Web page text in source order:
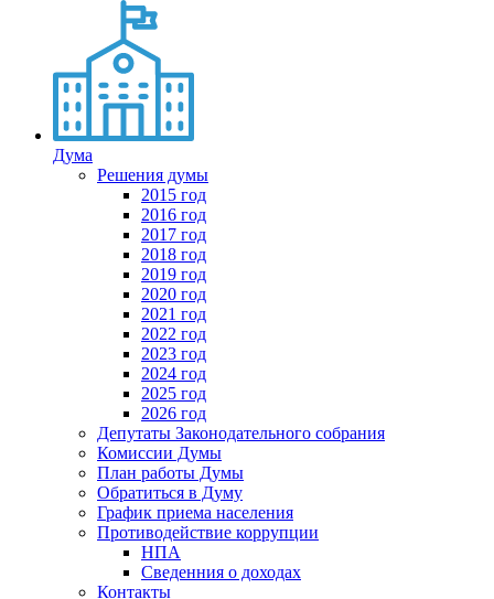
Дума
Решения думы
2015 год
2016 год
2017 год
2018 год
2019 год
2020 год
2021 год
2022 год
2023 год
2024 год
2025 год
2026 год
Депутаты Законодательного собрания
Комиссии Думы
План работы Думы
Обратиться в Думу
График приема населения
Противодействие коррупции
НПА
Сведенния о доходах
Контакты